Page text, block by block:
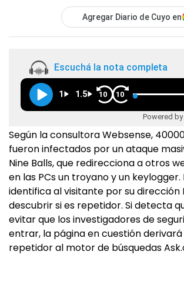
Agregar Diario de Cuyo en
Escuchá la nota completa
1 1.5 10 10
Powered
Según la consultora Websense,
fueron infectados por un ataque
Nine Balls, que redirecciona a otros
en las PCs un troyano y un keylogger.
identifica al visitante por su dirección
descubrir si es repetidor. Si detecta
evitar que los investigadores de
entrar, la página en cuestión
repetidor al motor de búsquedas